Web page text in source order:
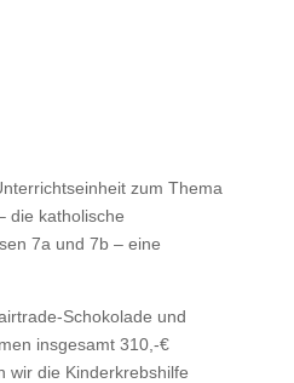
zum Thema
die katholische
7a und 7b – eine
Schokolade und
insgesamt 310,-€
wir die Kinderkrebshilfe